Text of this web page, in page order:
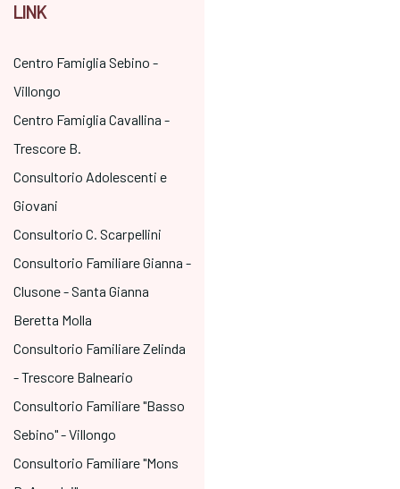
LINK
Centro Famiglia Sebino -
Villongo
Centro Famiglia Cavallina -
Trescore B.
Consultorio Adolescenti e
Giovani
Consultorio C. Scarpellini
Consultorio Familiare Gianna -
Clusone - Santa Gianna
Beretta Molla
Consultorio Familiare Zelinda
- Trescore Balneario
Consultorio Familiare "Basso
Sebino" - Villongo
Consultorio Familiare "Mons